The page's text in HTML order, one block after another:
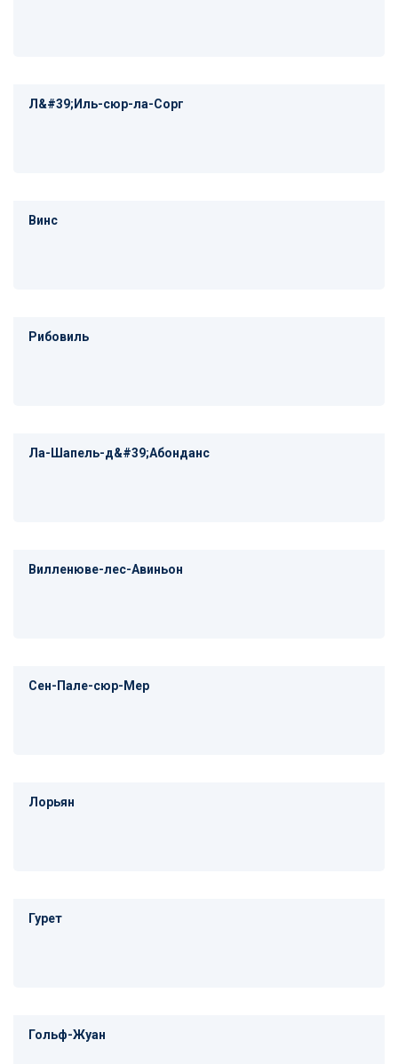
Л&#39;Иль-сюр-ла-Сорг
Винс
Рибовиль
Ла-Шапель-д&#39;Абонданс
Вилленюве-лес-Авиньон
Сен-Пале-сюр-Мер
Лорьян
Гурет
Гольф-Жуан